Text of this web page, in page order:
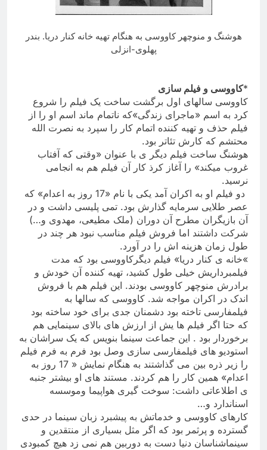
هوشنگ و منوچهر کاووسی به هنگام تهیه خانه کنار دریا. بندر
پهلوی-انزلی
*کاووسی و فیلم سازی
کاووسی سالهای اول برگشت ساخت یک فیلم را شروع
کرد به اسم «ماجرای زندگی»که ناتمام ماند اسم او را از
فیلم حذف و تهیه کننده اتمام کار را سپرد به نصرت الله
محتشم که کارش تئاتر بود.
هوشنگ ساخت فیلم دیگر ی با عنوان «وقتی که آفتاب
غروب میکند» را آغاز کرذ کار آن فیلم هم به انجامی
نرسید.
دو فیلم او به اکران آمد یکی با نام «17 روز به اعدام» که
عصر طلایی سرمایه گذارش بود. تمی پلیسی داشت و در
آن بازیگران مطرح آن دوران (ملک مطیعی، مهدوی و…)
شرکت داشتند اما فروش فیلم مناسب نبود هر چند در
طول زمان هزینه اش را در آورد.
«خانه ی کنار دریا» فیلم دیگرکاووسی بود که مدت
فیلمبرداریش خیلی طول کشید، تهیه کننده آن خودش و
برادرش منوچهر کاووسی بودند. این فیلم هم با فروش
اندک در اکران مواجه شد. کاووسی که سالها به
فیلمفارسی تاخته بود دشمنان جدی برای خود ساخته بود
که حتا اگر فیلم ها یش از ارزش های بالای سینمایی هم
برخوردار بود . این جماعت سینما بنویس که یک سراشان به
استودیو های فیلمفارسی سازی وصل بود فرم به فرم فیلم
را زیر ذره بین می گذاشتند به هنگام نمایش « 17 روز به
اعدام» همین کار را هم کردند. مستند های او بیشتر جنبه
ی اطلاعاتی داشت: سوخت گیری هواپیما وموسسه
اسناندارد و…
کارهای کاووسی و خدماتش به پیشبرد زبان سینما در حدی
گسترده و پرثمر بود که اگر مثل بسیاری از منتقدین و
سینماشناسان دنیا دست به دوربین هم نمی زد هیچ کمبودی